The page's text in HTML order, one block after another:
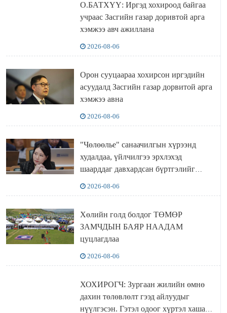
О.БАТХҮҮ: Иргэд хохироод байгаа
учраас Засгийн газар доривтой арга
хэмжээ авч ажиллана
2026-08-06
Орон сууцаараа хохирсон иргэдийн
асуудалд Засгийн газар дорвитой арга
хэмжээ авна
2026-08-06
"Чөлөөлье" санаачилгын хүрээнд
худалдаа, үйлчилгээ эрхлэхэд
шаарддаг давхардсан бүртгэлийг
2026-08-06
Хөлийн голд болдог ТӨМӨР
ЗАМЧДЫН БАЯР НААДАМ
цуцлагдлаа
2026-08-06
ХОХИРОГЧ: Зургаан жилийн өмнө
дахин төлөвлөлт гээд айлуудыг
нүүлгэсэн. Гэтэл одоог хүртэл хашаа